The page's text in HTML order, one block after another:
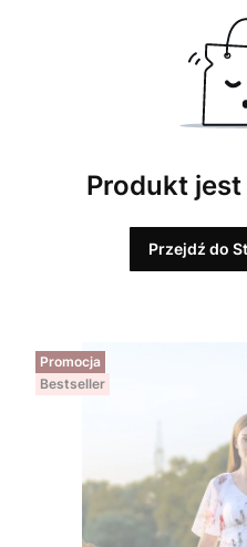
Produkt
Przejdź do
Promocja
Bestseller